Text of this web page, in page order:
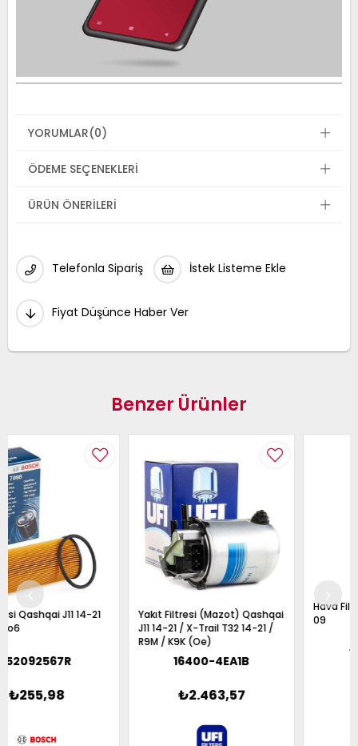
YORUMLAR(0)
ÖDEME SEÇENEKLERI
ÜRÜN ÖNERILERI
Telefonla Sipariş İstek Listeme Ekle
Fiyat Düşünce Haber Ver
Benzer Ürünler
Yakıt Filtresi (Mazot) Qashqai
J11 14-21 / X-Trail T32 14-21 /
16400-4EA1B
₺2.463,57
Hava Filtresi Skystar Nd22 03-
09
16546-9S001
₺414,65